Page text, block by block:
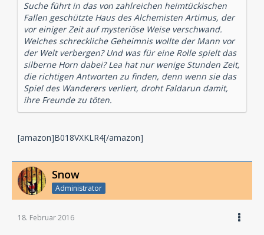
Suche führt in das von zahlreichen heimtückischen
Fallen geschützte Haus des Alchemisten Artimus, der
vor einiger Zeit auf mysteriöse Weise verschwand.
Welches schreckliche Geheimnis wollte der Mann vor
der Welt verbergen? Und was für eine Rolle spielt das
silberne Horn dabei? Lea hat nur wenige Stunden Zeit,
die richtigen Antworten zu finden, denn wenn sie das
Spiel des Wanderers verliert, droht Faldarun damit,
ihre Freunde zu töten.
[amazon]B018VXKLR4[/amazon]
Snow
Administrator
18. Februar 2016